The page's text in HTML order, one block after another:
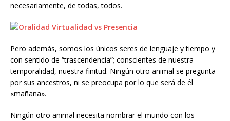
necesariamente, de todas, todos.
Pero además, somos los únicos seres de lenguaje y tiempo y
con sentido de “trascendencia”; conscientes de nuestra
temporalidad, nuestra finitud. Ningún otro animal se pregunta
por sus ancestros, ni se preocupa por lo que será de él
«mañana».
Ningún otro animal necesita nombrar el mundo con los